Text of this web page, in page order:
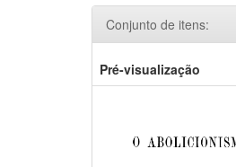
Conjunto de itens:
Pré-visualização